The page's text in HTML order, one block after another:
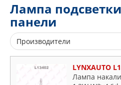
Лампа
панели
Производители
BMW
LYNXAUTO
Лампа